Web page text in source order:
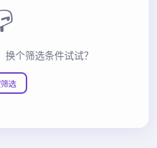
个筛选条件试试？
选